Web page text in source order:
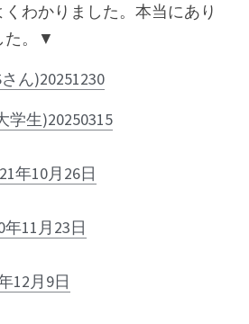
わかりました。本当にあり
た。▼
ん)20251230
学生)20250315
年10月26日
11月23日
12月9日